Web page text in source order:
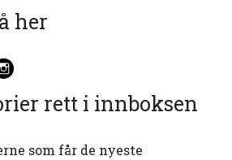
her
rett i innboksen
som får de nyeste